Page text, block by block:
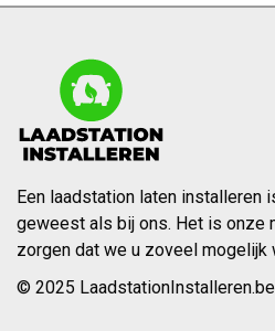
Een laadstation laten installeren
geweest als bij ons. Het is onze
zorgen dat we u zoveel mogelijk
© 2025 LaadstationInstalleren.be